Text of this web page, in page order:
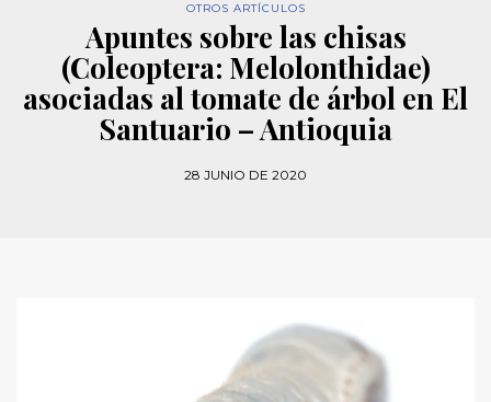
OTROS ARTÍCULOS
Apuntes sobre las chisas
(Coleoptera: Melolonthidae)
asociadas al tomate de árbol en El
Santuario – Antioquia
28 JUNIO DE 2020